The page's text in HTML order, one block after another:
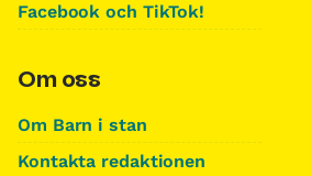
Facebook och TikTok!
Om oss
Om Barn i stan
Kontakta redaktionen